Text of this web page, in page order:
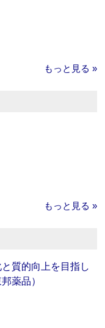
もっと見る »
もっと見る »
と質的向上を目指し
薬品）